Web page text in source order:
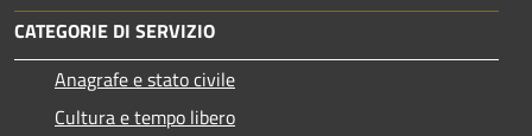
CATEGORIE DI SERVIZIO
Anagrafe e stato civile
Cultura e tempo libero